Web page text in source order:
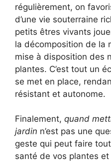
régulièrement, on
d’une vie souterraine
petits êtres vivants
la décomposition de la
mise à disposition des
plantes. C’est tout un
se met en place,
résistant et autonome.
Finalement, quand
jardin n’est pas une
geste qui peut faire
santé de vos plantes